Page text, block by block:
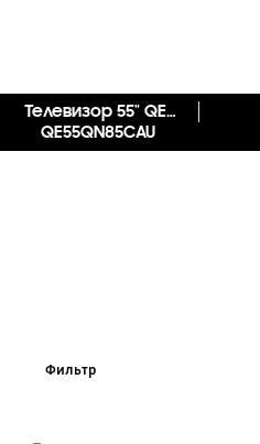
Телевизор 55" QE55QN85CAUXCE Neo QLED 4K
QE55QN85CAU
Фильтр